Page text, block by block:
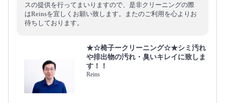
スの提供を行ってまいりますので、是非クリーニングの際
はReinsを宜しくお願い致します。またのご利用を心よりお
待ちしております。
★☆椅子ークリーニング☆★シミ汚れ
や排出物の汚れ・臭いキレイに致しま
す！！
Reins